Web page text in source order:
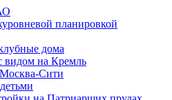
планировкой
дома
видом на Кремль
Сити